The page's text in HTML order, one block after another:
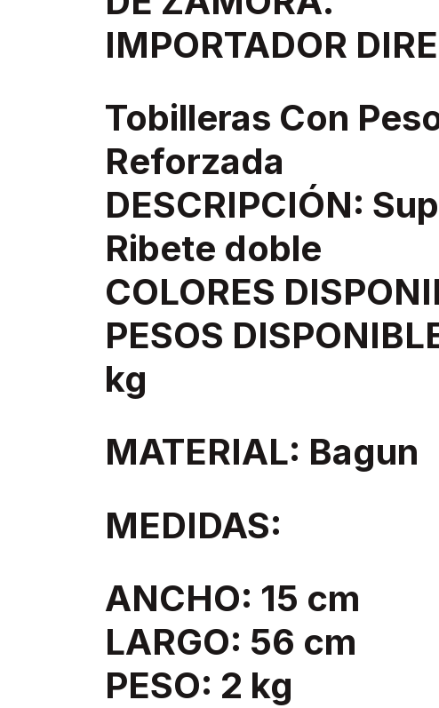
IMPORTADOR
Tobilleras Con
Reforzada
DESCRIPCIÓN:
Ribete doble
COLORES
PESOS
kg
MATERIAL: Bagun
MEDIDAS:
ANCHO: 15 cm
LARGO: 56 cm
PESO: 2 kg